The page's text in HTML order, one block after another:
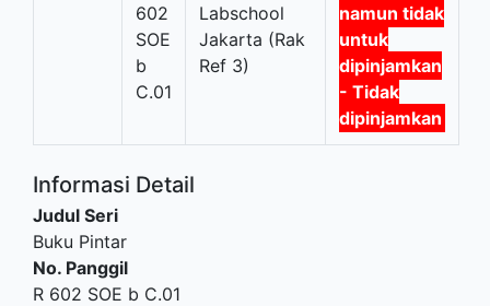
602
SOE
b
C.01
Labschool
Jakarta (Rak
Ref 3)
namun tidak
untuk
dipinjamkan
- Tidak
dipinjamkan
Informasi Detail
Judul Seri
Buku Pintar
No. Panggil
R 602 SOE b C.01